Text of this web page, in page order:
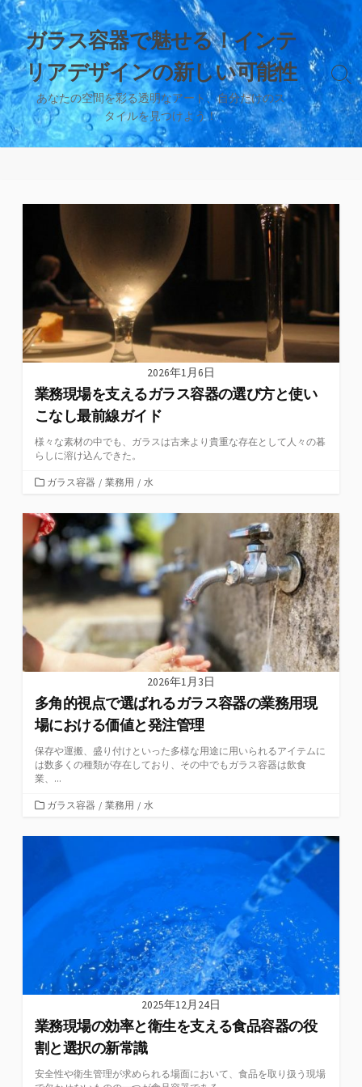
コ
ン
テ
ン
ツ
へ
ス
キ
ガラス容器で魅せる！インテ
リアデザインの新しい可能性
あなたの空間を彩る透明なアート、自分だけのス
タイルを見つけよう！
検
索
切
り
替
2026年1月6日
業務現場を支えるガラス容器の選び方と使い
こなし最前線ガイド
様々な素材の中でも、ガラスは古来より貴重な存在として人々の暮
らしに溶け込んできた。
カ
ゴ
リ
ー
ガラス容器 / 業務用 / 水
2026年1月3日
多角的視点で選ばれるガラス容器の業務用現
場における価値と発注管理
保存や運搬、盛り付けといった多様な用途に用いられるアイテムに
は数多くの種類が存在しており、その中でもガラス容器は飲食
業、...
カ
ゴ
ガラス容器 / 業務用 / 水
2025年12月24日
業務現場の効率と衛生を支える食品容器の役
割と選択の新常識
安全性や衛生管理が求められる場面において、食品を取り扱う現場